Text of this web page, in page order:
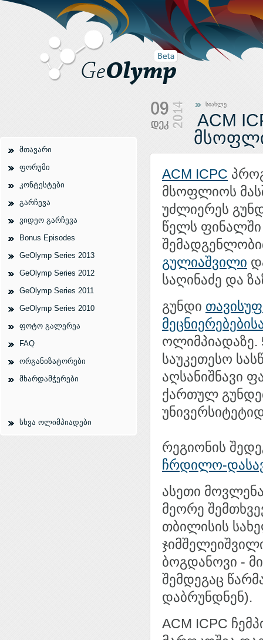
მთავარი
ფორუმი
კონტესტები
გარჩევა
ვიდეო გარჩევა
Bonus Episodes
GeOlymp Series 2013
GeOlymp Series 2012
GeOlymp Series 2011
GeOlymp Series 2010
ფოტო გალერეა
FAQ
ორგანიზატორები
მხარდამჭერები
სხვა ოლიმპიადები
სიახლე
ACM
ACM ICPC
მსოფლიოს
უძლიერეს
წელს
გულიაშვილი
საღინაძე და
გუნდი
ოლიმპიადაზე.
საუკეთესო
აღსანიშნავი
ქართულ
რეგიონის
ჩრდილო-
ასეთი
მეორე
თბილისის
ბოგდანოვი -
შემდეგაც
დაბრუნდნენ).
ACM ICPC